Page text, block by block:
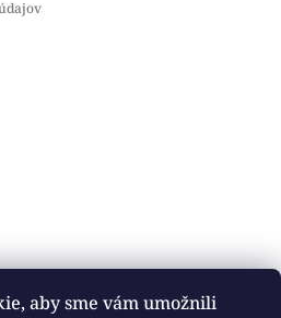
aby sme vám umožnili